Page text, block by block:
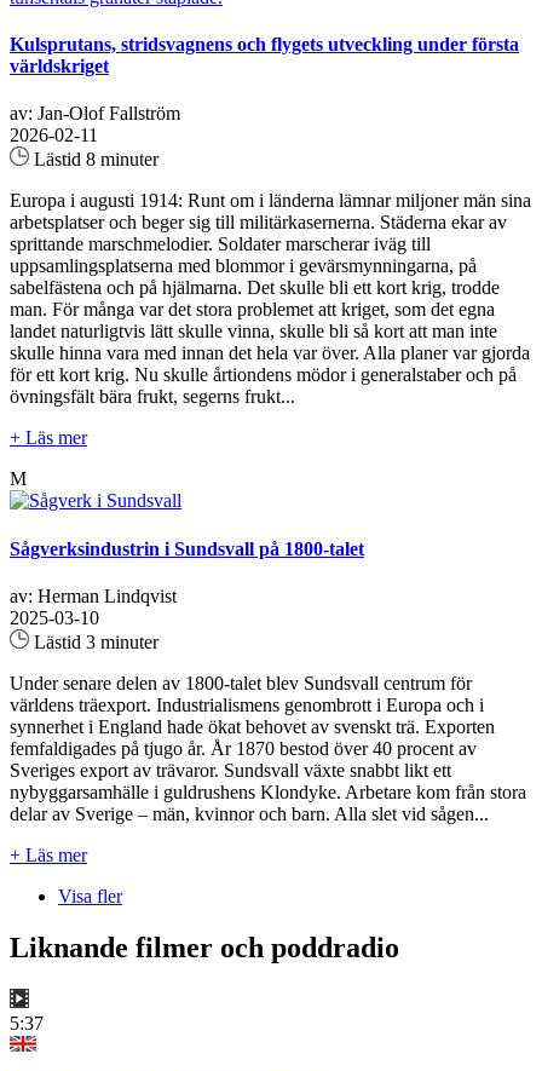
Kulsprutans, stridsvagnens och flygets utveckling under första
världskriget
av: Jan-Olof Fallström
2026-02-11
Lästid 8 minuter
Europa i augusti 1914: Runt om i länderna lämnar miljoner män sina
arbetsplatser och beger sig till militärkasernerna. Städerna ekar av
sprittande marschmelodier. Soldater marscherar iväg till
uppsamlingsplatserna med blommor i gevärsmynningarna, på
sabelfästena och på hjälmarna. Det skulle bli ett kort krig, trodde
man. För många var det stora problemet att kriget, som det egna
landet naturligtvis lätt skulle vinna, skulle bli så kort att man inte
skulle hinna vara med innan det hela var över. Alla planer var gjorda
för ett kort krig. Nu skulle årtiondens mödor i generalstaber och på
övningsfält bära frukt, segerns frukt...
+ Läs mer
M
Sågverksindustrin i Sundsvall på 1800-talet
av: Herman Lindqvist
2025-03-10
Lästid 3 minuter
Under senare delen av 1800-talet blev Sundsvall centrum för
världens träexport. Industrialismens genombrott i Europa och i
synnerhet i England hade ökat behovet av svenskt trä. Exporten
femfaldigades på tjugo år. År 1870 bestod över 40 procent av
Sveriges export av trävaror. Sundsvall växte snabbt likt ett
nybyggarsamhälle i guldrushens Klondyke. Arbetare kom från stora
delar av Sverige – män, kvinnor och barn. Alla slet vid sågen...
+ Läs mer
Visa fler
Liknande filmer och poddradio
5:37